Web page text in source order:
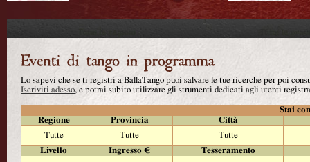
Lo sapevi che se ti registri a BallaTango puoi salvare le tue ricerche per poi
Iscriviti adesso, e potrai subito utilizzare gli strumenti dedicati agli utenti
Stai
Regione
Provincia
Città
Tutte
Tutte
Tutte
Livello
Ingresso €
Tesseramento